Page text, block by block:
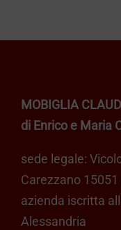
MOBIGLIA
di Enrico e Maria
sede legale:
Carezzano 15051
azienda iscritta
Alessandria